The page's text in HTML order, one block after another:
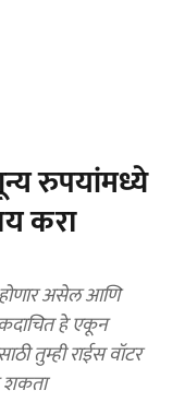
रुपयांमध्ये
करा
असेल आणि
हे एकून
तुम्ही राईस वॉटर
शकता